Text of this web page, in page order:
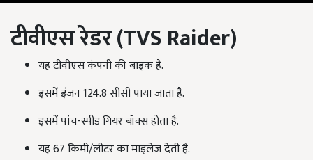
टीवीएस रेडर (TVS Raider)
यह टीवीएस कंपनी की बाइक है.
इसमें इंजन 124.8 सीसी पाया जाता है.
इसमें पांच-स्पीड गियर बॉक्स होता है.
यह 67 किमी/लीटर का माइलेज देती है.